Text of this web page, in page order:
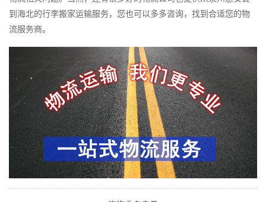
到海北的行李搬家运输服务，您也可以多多咨询，找到合适您的物
流服务商。